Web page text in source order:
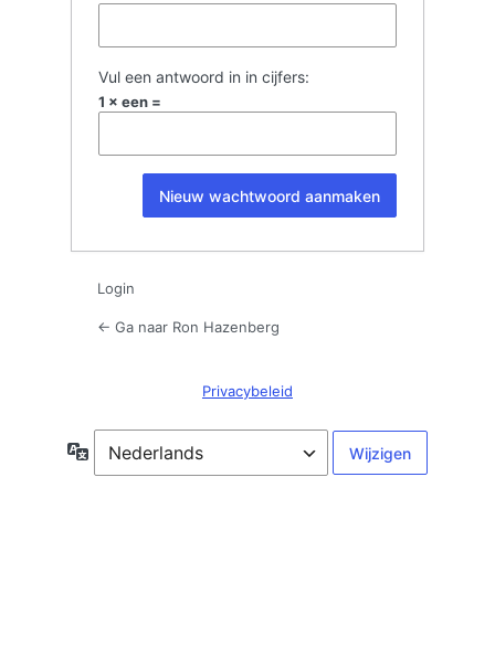
Vul een antwoord in in cijfers:
1 × een =
Login
← Ga naar Ron Hazenberg
Privacybeleid
Taal